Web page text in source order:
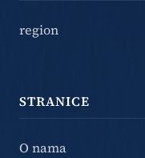
region
STRANICE
O nama